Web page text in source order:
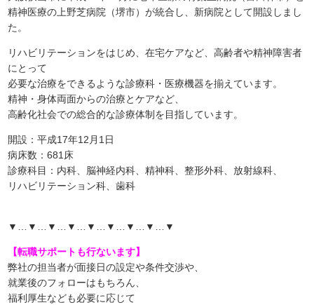
精神医療の上野芝病院（堺市）が統合し、新病院として開設しまし
た。
リハビリテーションをはじめ、在宅ケアなど、高齢者や精神障害者
にとって
必要な治療をできるような診療科・医療機器を揃えています。
精神・身体両面からの治療とケアなど、
高齢化社会での総合的な診療体制を目指しています。
開設：平成17年12月1日
病床数：681床
診療科目：内科、脳神経内科、精神科、整形外科、放射線科、
リハビリテーション科、歯科
▼…▼…▼…▼…▼…▼…▼…▼…▼
【転職サポートも行ないます】
弊社の担当者が面接日の設定や条件交渉や、
就業後のフォローはもちろん、
福利厚生なども必要に応じて